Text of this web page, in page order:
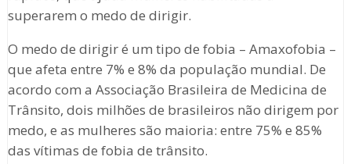
superarem o medo de dirigir.
O medo de dirigir é um tipo de fobia – Amaxofobia –
que afeta entre 7% e 8% da população mundial. De
acordo com a Associação Brasileira de Medicina de
Trânsito, dois milhões de brasileiros não dirigem por
medo, e as mulheres são maioria: entre 75% e 85%
das vítimas de fobia de trânsito.